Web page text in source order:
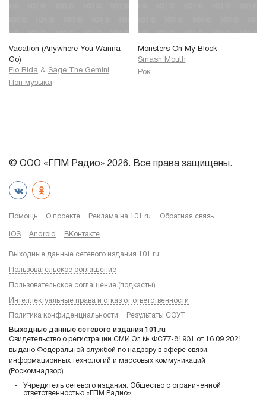
Vacation (Anywhere You Wanna
Go)
Flo Rida & Sage The Gemini
Поп музыка
Monsters On My Block
Smash Mouth
Рок
© ООО «ГПМ Радио» 2026. Все права защищены.
Помощь О проекте Реклама на 101.ru Обратная связь
iOS Android ВКонтакте
Выходные данные сетевого издания 101.ru
Пользовательское соглашение
Пользовательское соглашение (подкасты)
Интеллектуальные права и отказ от ответственности
Политика конфиденциальности Результаты СОУТ
Выходные данные сетевого издания 101.ru
Свидетельство о регистрации СМИ Эл № ФС77-81931 от 16.09.2021,
выдано Федеральной службой по надзору в сфере связи,
информационных технологий и массовых коммуникаций
(Роскомнадзор).
Учредитель сетевого издания: Общество с ограниченной
ответственностью «ГПМ Радио»